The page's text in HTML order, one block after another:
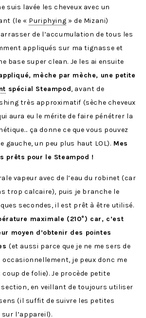
suis lavée les cheveux avec un
(le « Puriphying » de Mizani)
de l’accumulation de tous les
appliqués sur ma tignasse et
base super clean. Je les ai ensuite
mèche par mèche, une petite
spécial Steampod, avant de
très approximatif (sèche cheveux
aura eu le mérite de faire pénétrer la
ça donne ce que vous pouvez
gauche, un peu plus haut LOL). Mes
prêts pour le Steampod !
vapeur avec de l’eau du robinet (car
trop calcaire), puis je branche le
secondes, il est prêt à être utilisé.
maximale (210°) car, c’est
moyen d’obtenir des pointes
(et aussi parce que je ne me sers de
je peux donc me
de folie). Je procède petite
en veillant de toujours utiliser
(il suffit de suivre les petites
l’appareil).